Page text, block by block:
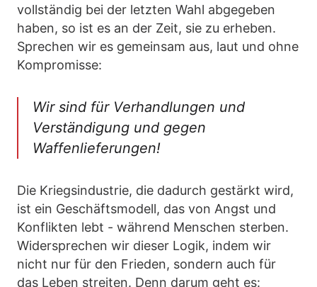
vollständig bei der letzten Wahl abgegeben
haben, so ist es an der Zeit, sie zu erheben.
Sprechen wir es gemeinsam aus, laut und ohne
Kompromisse:
Wir sind für Verhandlungen und
Verständigung und gegen
Waffenlieferungen!
Die Kriegsindustrie, die dadurch gestärkt wird,
ist ein Geschäftsmodell, das von Angst und
Konflikten lebt - während Menschen sterben.
Widersprechen wir dieser Logik, indem wir
nicht nur für den Frieden, sondern auch für
das Leben streiten. Denn darum geht es: